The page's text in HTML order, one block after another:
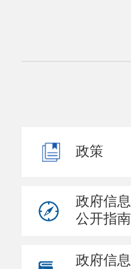
政策
政府信息
公开指南
政府信息